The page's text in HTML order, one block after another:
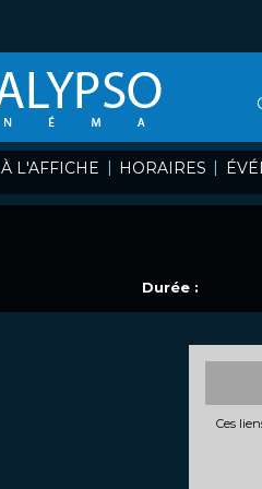
À L'AFFICHE | HORAIRES |
Durée :
Ces